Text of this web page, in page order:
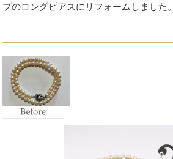
プのロングピアスにリフォームしました。